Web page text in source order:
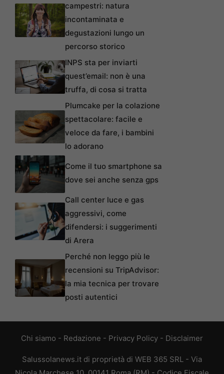
campestri: natura
incontaminata e
degustazioni lungo un
percorso storico
INPS sta per inviarti
quest’email: non è una
truffa, di cosa si tratta
Plumcake per la colazione
spettacolare: facile e
veloce da fare, i bambini
lo adorano
Come il tuo smartphone sa
dove sei anche senza gps
Call center luce e gas
aggressivi, come
difendersi: i suggerimenti
di Arera
Perché non leggo più le
recensioni su TripAdvisor:
la mia tecnica per trovare
posti autentici
Chi siamo - Redazione - Privacy Policy - Disclaimer
Salussolanews.it di proprietà di WEB 365 SRL - Via